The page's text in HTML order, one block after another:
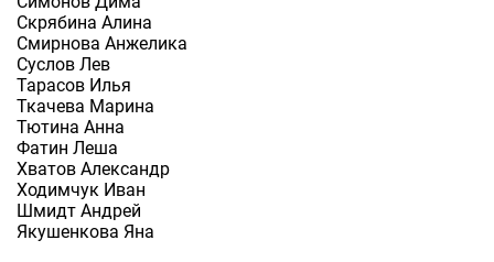
Скрябина Алина
Смирнова Анжелика
Суслов Лев
Тарасов Илья
Ткачева Марина
Тютина Анна
Фатин Леша
Хватов Александр
Ходимчук Иван
Шмидт Андрей
Якушенкова Яна